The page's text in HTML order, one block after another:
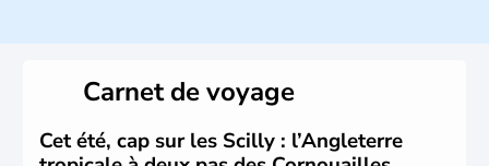
Histoire et administration
L'Angleterre est l’une des quatre nations constitutives du
Royaume-Uni. Elle est peuplée de plus de 50 millions
Carnet de voyage
Cet été, cap sur les Scilly : l’Angleterre